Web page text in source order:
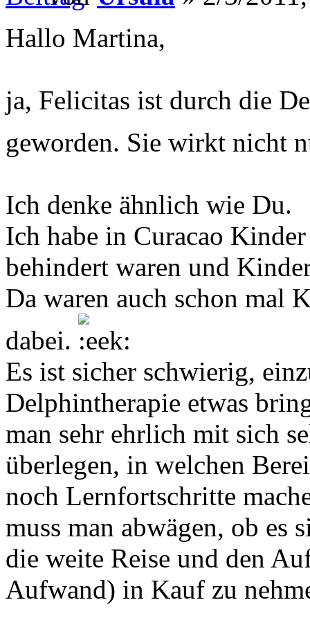
Hallo Martina,
ja, Felicitas ist durch die
geworden. Sie wirkt nicht
Ich denke ähnlich wie Du.
Ich habe in Curacao
behindert waren und
Da waren auch schon mal
dabei.
Es ist sicher schwierig,
Delphintherapie etwas
man sehr ehrlich mit sich
überlegen, in welchen
noch Lernfortschritte
muss man abwägen, ob es
die weite Reise und den
Aufwand) in Kauf zu